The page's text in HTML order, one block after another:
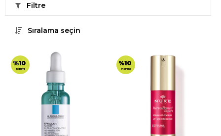
Filtre
Sıralama seçin
%10
indirimli
%10
indirimli